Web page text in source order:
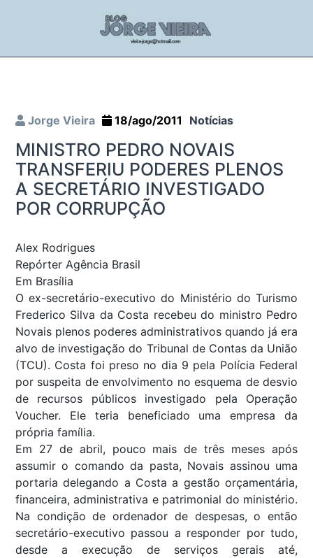
Jorge Vieira 18/ago/2011 Notícias
MINISTRO PEDRO NOVAIS
TRANSFERIU PODERES PLENOS
A SECRETÁRIO INVESTIGADO
POR CORRUPÇÃO
Alex Rodrigues
Repórter Agência Brasil
Em Brasília
O ex-secretário-executivo do Ministério do Turismo
Frederico Silva da Costa recebeu do ministro Pedro
Novais plenos poderes administrativos quando já era
alvo de investigação do Tribunal de Contas da União
(TCU). Costa foi preso no dia 9 pela Polícia Federal
por suspeita de envolvimento no esquema de desvio
de recursos públicos investigado pela Operação
Voucher. Ele teria beneficiado uma empresa da
própria família.
Em 27 de abril, pouco mais de três meses após
assumir o comando da pasta, Novais assinou uma
portaria delegando a Costa a gestão orçamentária,
financeira, administrativa e patrimonial do ministério.
Na condição de ordenador de despesas, o então
secretário-executivo passou a responder por tudo,
desde a execução de serviços gerais até,